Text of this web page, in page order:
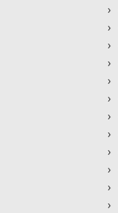
›
›
›
›
›
›
›
›
›
›
›
›